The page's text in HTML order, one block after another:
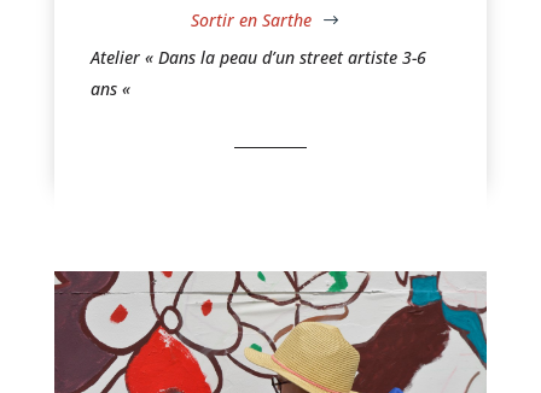
Sortir en Sarthe $
Atelier « Dans la peau d’un street artiste 3-6
ans «